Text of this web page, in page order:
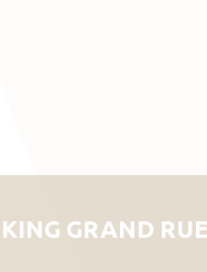
GRAND